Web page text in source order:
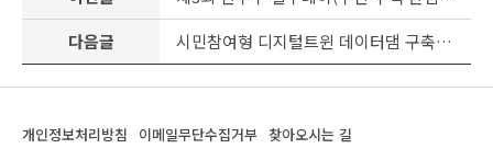
다음글
시민참여형 디지털트윈 데이터댐 구축사업 교육생 모집
개인정보처리방침 이메일무단수집거부 찾아오시는 길